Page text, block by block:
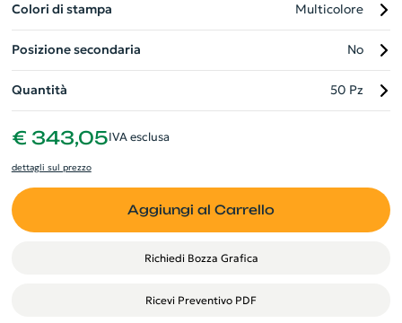
Colori di stampa Multicolore
Posizione secondaria No
Quantità 50 Pz
€ 343,05IVA esclusa
dettagli sul prezzo
Aggiungi al Carrello
Richiedi Bozza Grafica
Ricevi Preventivo PDF